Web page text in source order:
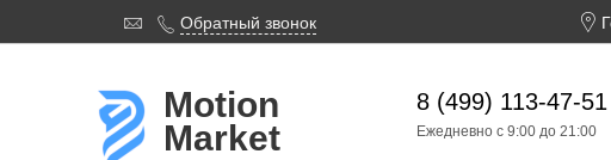
  Обратный звонок 
Motion
Market
8 (499) 113-47-51
Ежедневно с 9:00 до 21:00